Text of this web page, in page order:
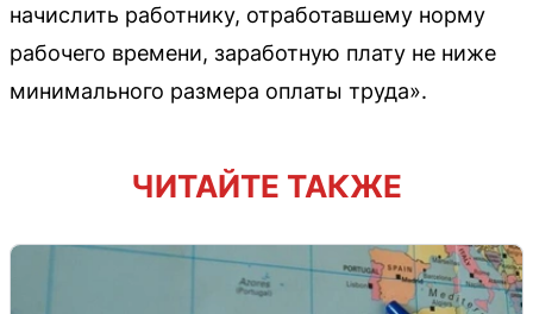
начислить работнику, отработавшему норму
рабочего времени, заработную плату не ниже
минимального размера оплаты труда».
ЧИТАЙТЕ ТАКЖЕ